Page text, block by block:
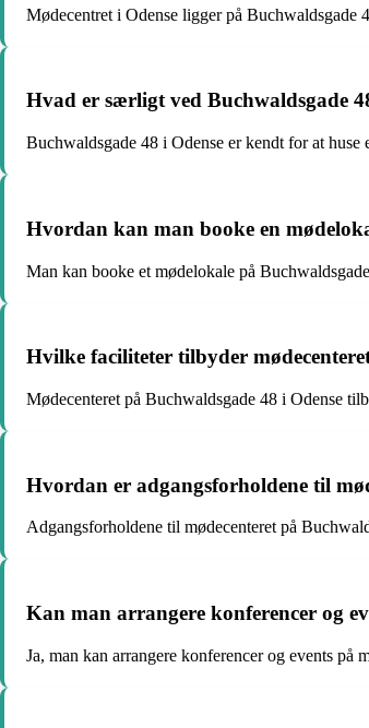
Mødecentret i Odense ligger på Buchwaldsgade
Hvad er særligt ved Buchwaldsgade
Buchwaldsgade 48 i Odense er kendt for at huse
Hvordan kan man booke en
Man kan booke et mødelokale på
Hvilke faciliteter tilbyder
Mødecenteret på Buchwaldsgade 48 i Odense
Hvordan er adgangsforholdene til
Adgangsforholdene til mødecenteret på
Kan man arrangere konferencer og
Ja, man kan arrangere konferencer og events på